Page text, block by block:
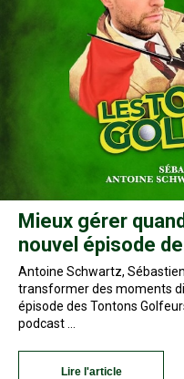
Mieux gérer
nouvel épisode
Antoine Schwartz,
transformer des moments
épisode des Tontons
podcast …
Lire l'article